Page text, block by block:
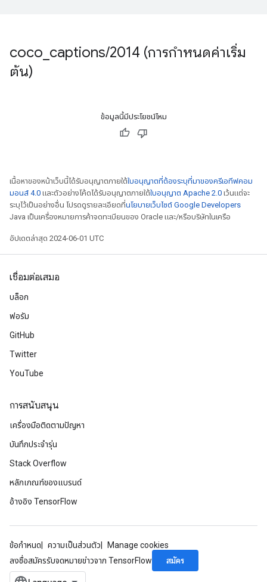
coco captions/2014 (การกำหนดค่าเริ่ม
ต้น)
ข้อมูลนี้มีประโยชน์ไหม
เนื้อหาของหน้าเว็บนี้ได้รับอนุญาตภายใต้ใบอนุญาตที่ต้องระบุที่มาของครีเอทีฟคอม
มอนส์ 4.0 และตัวอย่างโค้ดได้รับอนุญาตภายใต้ใบอนุญาต Apache 2.0 เว้นแต่จะ
ระบุไว้เป็นอย่างอื่น โปรดดูรายละเอียดที่นโยบายเว็บไซต์ Google Developers
Java เป็นเครื่องหมายการค้าจดทะเบียนของ Oracle และ/หรือบริษัทในเครือ
อัปเดตล่าสุด 2024-06-01 UTC
เชื่อมต่อเสมอ
บล็อก
ฟอรัม
GitHub
Twitter
YouTube
การสนับสนุน
เครื่องมือติดตามปัญหา
บันทึกประจำรุ่น
Stack Overflow
หลักเกณฑ์ของแบรนด์
อ้างอิง TensorFlow
ข้อกำหนด ความเป็นส่วนตัว
Manage cookies
ลงชื่อสมัครรับจดหมายข่าวจาก TensorFlow
สมัคร